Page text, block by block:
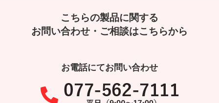
こちらの製品に関する
お問い合わせ・ご相談はこちらから
お電話にてお問い合わせ